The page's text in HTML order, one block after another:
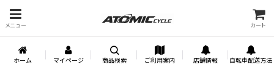
メニュー カート
ホーム マイページ 商品検索 ご利用案内 店舗情報 自転車配送方法